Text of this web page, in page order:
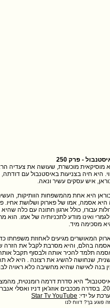
- פרק 250
מוסיקאית מוכשרת, שעושה את צעדיה
היא חיה בצניעות באיסטנבול עם
היא אחת מהמשפחות הוותיקות,
אסמה, אמו של פארוק ושלושת אחיו.
עבורו, כולל ארגון חתונה עם כלה
ואינו מודע לתכניותיה של אמו. הוא
המאושרים מגיעים לאחוזת משפחתו
בהלם, והיא מסרבת לקבל את הזרה
תלמד להכיר אותה ולבסוף תקבל
שנחושה להשיג את רצונה . היא לא
היא סדרת דרמה רומנטית,
על ידי: Star Tv YouTube
פוגע בך? דווח לנו